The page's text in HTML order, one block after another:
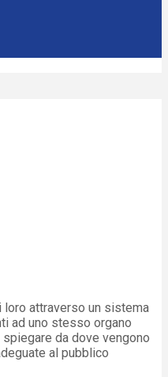
loro attraverso un sistema
ad uno stesso organo
da dove vengono
al pubblico